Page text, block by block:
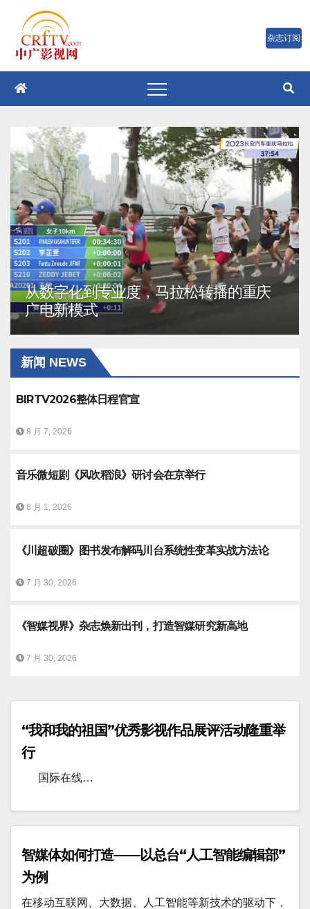
容
从数字化到专业度，马拉松转播的重庆
广电新模式
新闻 NEWS
BIRTV2026整体日程官宣
8 月 7, 2026
音乐微短剧《风吹稻浪》研讨会在京举行
8 月 1, 2026
《川超破圈》图书发布解码川台系统性变革实战方法论
7 月 30, 2026
《智媒视界》杂志焕新出刊，打造智媒研究新高地
7 月 30, 2026
“我和我的祖国”优秀影视作品展评活动隆重举
行
国际在线…
智媒体如何打造——以总台“人工智能编辑部”
为例
在移动互联网、大数据、人工智能等新技术的驱动下，